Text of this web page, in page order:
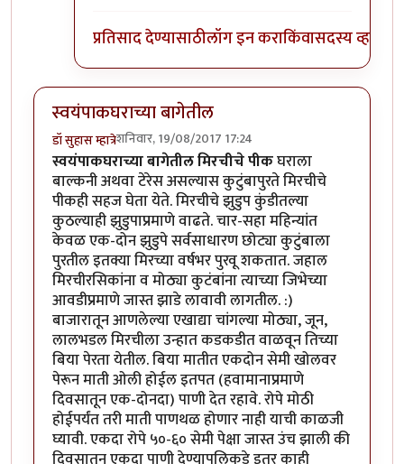
प्रतिसाद देण्यासाठीलॉग इन कराकिंवासदस्य व्हा
स्वयंपाकघराच्या बागेतील
डॉ सुहास म्हात्रेशनिवार, 19/08/2017 17:24
स्वयंपाकघराच्या बागेतील मिरचीचे पीकघराला
बाल्कनी अथवा टेरेस असल्यास कुटुंबापुरते मिरचीचे
पीकही सहज घेता येते. मिरचीचे झुडुप कुंडीतल्या
कुठल्याही झुडुपाप्रमाणे वाढते. चार-सहा महिन्यांत
केवळ एक-दोन झुडुपे सर्वसाधारण छोट्या कुटुंबाला
पुरतील इतक्या मिरच्या वर्षभर पुरवू शकतात. जहाल
मिरचीरसिकांना व मोठ्या कुटंबांना त्याच्या जिभेच्या
आवडीप्रमाणे जास्त झाडे लावावी लागतील. :)
बाजारातून आणलेल्या एखाद्या चांगल्या मोठ्या, जून,
लालभडल मिरचीला उन्हात कडकडीत वाळवून तिच्या
बिया पेरता येतील. बिया मातीत एकदोन सेमी खोलवर
पेरून माती ओली होईल इतपत (हवामानाप्रमाणे
दिवसातून एक-दोनदा) पाणी देत रहावे. रोपे मोठी
होईपर्यंत तरी माती पाणथळ होणार नाही याची काळजी
घ्यावी. एकदा रोपे ५०-६० सेमी पेक्षा जास्त उंच झाली की